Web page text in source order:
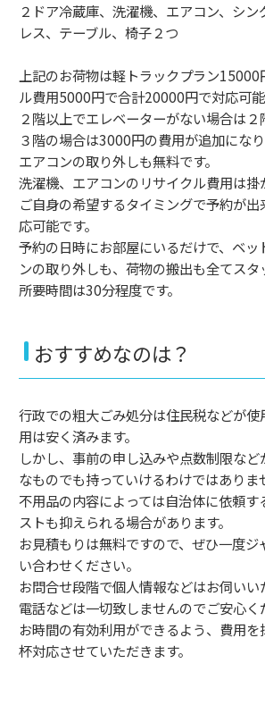
２ドア冷蔵庫、洗濯機、エアコン、シン
レス、テーブル、椅子２つ
上記のお荷物は軽トラックプラン
ル費用5000円で合計20000円で対応可能
２階以上でエレベーターがない場合は２
３階の場合は3000円の費用が追加になり
エアコンの取り外しも無料です。
洗濯機、エアコンのリサイクル費用は掛
ご自身の希望するタイミングで予約が
応可能です。
予約の日時にお部屋にいるだけで、ベッ
ンの取り外しも、荷物の搬出も全てスタ
所要時間は30分程度です。
おすすめなのは？
行政での粗大ごみ処分は住民税などが
用は安く済みます。
しかし、事前の申し込みや点数制限な
なものでも持っていけるわけではありま
不用品の内容によっては自治体に依頼す
ストも抑えられる場合があります。
お見積もりは無料ですので、ぜひ一度ジ
い合わせください。
お問合せ段階で個人情報などはお伺い
電話などは一切致しませんのでご安心く
お時間の有効利用ができるよう、費用
杯対応させていただきます。